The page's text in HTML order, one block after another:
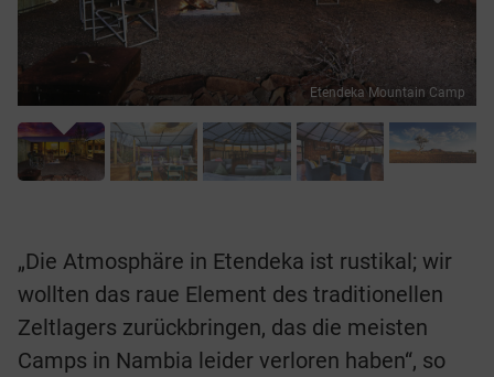
Etendeka Mountain Camp
„Die Atmosphäre in Etendeka ist rustikal; wir
wollten das raue Element des traditionellen
Zeltlagers zurückbringen, das die meisten
Camps in Nambia leider verloren haben“, so